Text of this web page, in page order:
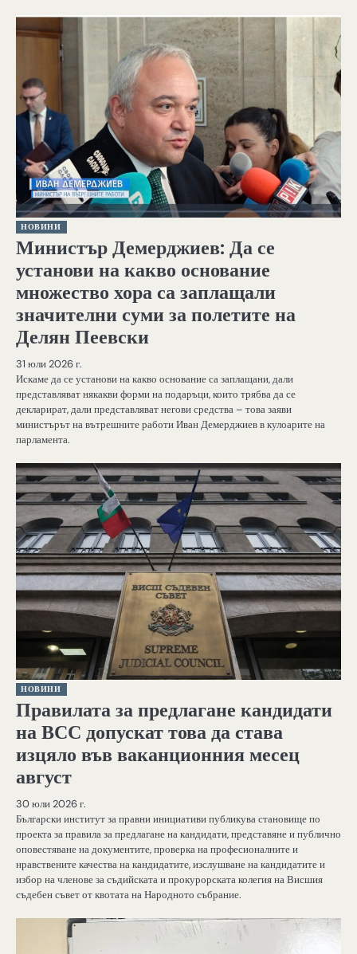
НОВИНИ
Министър Демерджиев: Да се
установи на какво основание
множество хора са заплащали
значителни суми за полетите на
Делян Пеевски
31 юли 2026 г.
Искаме да се установи на какво основание са заплащани, дали
представляват някакви форми на подаръци, които трябва да се
декларират, дали представляват негови средства – това заяви
министърът на вътрешните работи Иван Демерджиев в кулоарите на
парламента.
НОВИНИ
Правилата за предлагане кандидати
на ВСС допускат това да става
изцяло във ваканционния месец
август
30 юли 2026 г.
Български институт за правни инициативи публикува становище по
проекта за правила за предлагане на кандидати, представяне и публично
оповестяване на документите, проверка на професионалните и
нравствените качества на кандидатите, изслушване на кандидатите и
избор на членове за съдийската и прокурорската колегия на Висшия
съдебен съвет от квотата на Народното събрание.